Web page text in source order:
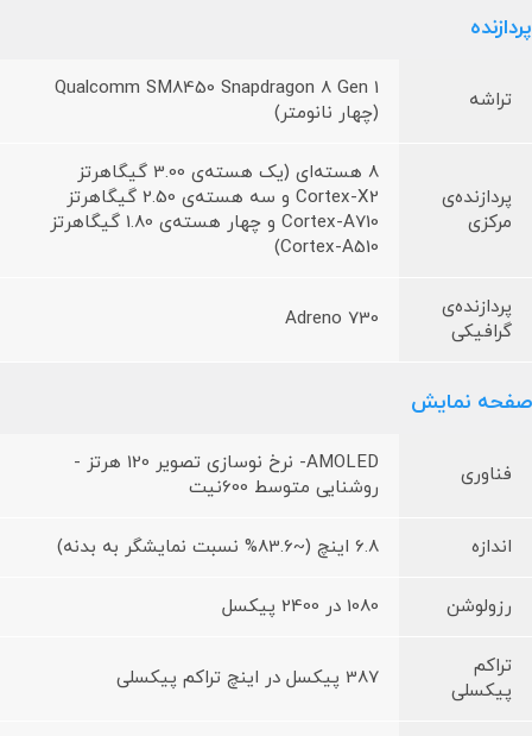
پردازنده
تراشه
Qualcomm SM8450 Snapdragon 8 Gen 1
(چهار نانومتر)
پردازنده‌ی
مرکزی
8 هسته‌ای (یک هسته‌ی 3.00 گیگاهرتز
Cortex-X2 و سه هسته‌ی 2.50 گیگاهرتز
Cortex-A710 و چهار هسته‌ی 1.80 گیگاهرتز
Cortex-A510)
پردازنده‌ی
گرافیکی
Adreno 730
صفحه نمایش
فناوری
AMOLED- نرخ نوسازی تصویر 120 هرتز -
روشنایی متوسط 600نیت
اندازه 6.8 اینچ (~83.6% نسبت نمایشگر به بدنه)
رزولوشن 1080 در 2400 پیکسل
تراکم
پیکسلی
387 پیکسل در اینچ تراکم پیکسلی